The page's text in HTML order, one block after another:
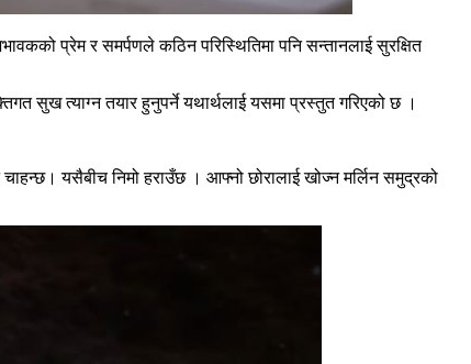
प्रेम र समर्पणले कठिन परिस्थितिमा पनि सन्तानलाई सुरक्षित
सुख त्याग्न तयार हुनुपर्ने यथार्थलाई यसमा प्रस्तुत गरिएको छ ।
यसैबीच निमो हराउँछ । आफ्नो छोरालाई खोज्न मर्लिन समुद्रको